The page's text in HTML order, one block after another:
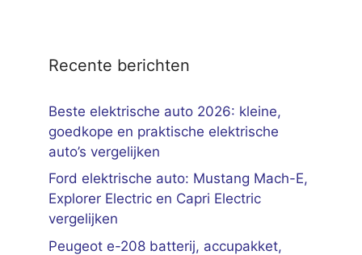
Recente berichten
Beste elektrische auto 2026: kleine,
goedkope en praktische elektrische
auto’s vergelijken
Ford elektrische auto: Mustang Mach-E,
Explorer Electric en Capri Electric
vergelijken
Peugeot e-208 batterij, accupakket,